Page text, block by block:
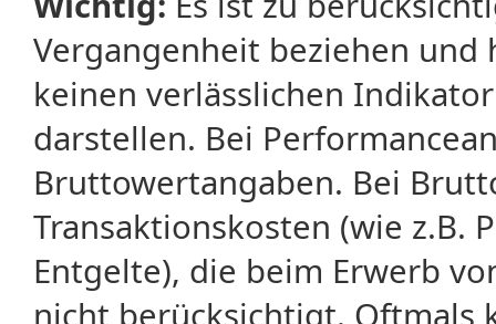
Vergangenheit beziehen
keinen verlässlichen
darstellen. Bei
Bruttowertangaben. Bei
Transaktionskosten (wie z.B.
Entgelte), die beim Erwerb